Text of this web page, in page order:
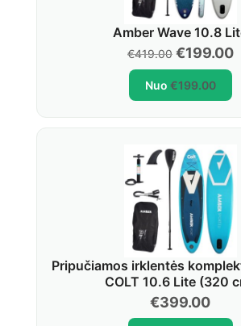
Amber Wave 10.8
€419.00 Original
price
was:
€199.00
Nuo €199.00
Pripučiamos irklentės
COLT 10.6 Lite (320
€399.00